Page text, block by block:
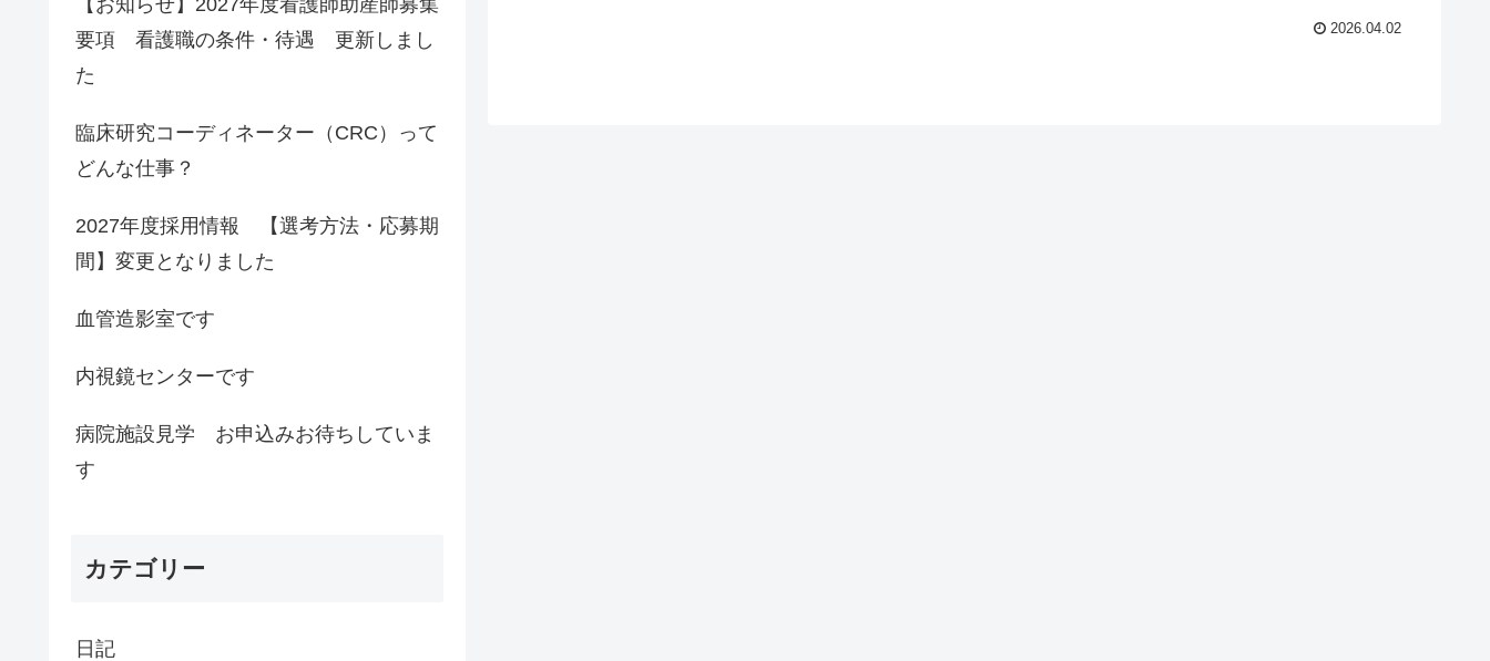
2026.04.02
【お知らせ】2027年度看護師助産師募集
要項 看護職の条件・待遇 更新しまし
た
臨床研究コーディネーター（CRC）って
どんな仕事？
2027年度採用情報 【選考方法・応募期
間】変更となりました
血管造影室です
内視鏡センターです
病院施設見学 お申込みお待ちしていま
す
カテゴリー
日記